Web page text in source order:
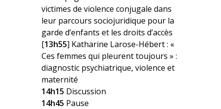
victimes de violence conjugale dans
leur parcours sociojuridique pour la
garde d’enfants et les droits d’accès
[13h55] Katharine Larose-Hébert : «
Ces femmes qui pleurent toujours » :
diagnostic psychiatrique, violence et
maternité
14h15 Discussion
14h45 Pause